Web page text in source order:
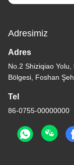
Adresimiz
Adres
No.2 Shiziqiao
Bölgesi, Foshan
Tel
86-0755-00000000